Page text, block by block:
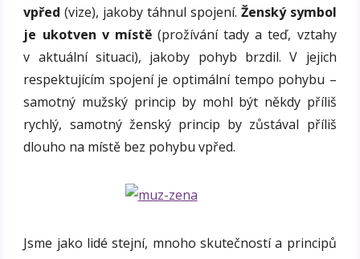
vpřed (vize), jakoby táhnul spojení. Ženský symbol
je ukotven v místě (prožívání tady a teď, vztahy
v aktuální situaci), jakoby pohyb brzdil. V jejich
respektujícím spojení je optimální tempo pohybu –
samotný mužský princip by mohl být někdy příliš
rychlý, samotný ženský princip by zůstával příliš
dlouho na místě bez pohybu vpřed.
Jsme jako lidé stejní, mnoho skutečností a principů